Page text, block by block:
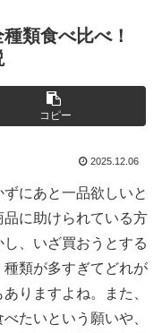
類食べ比べ！
コピー
2025.12.06
にあと一品欲しいと
に助けられている方
、いざ買おうとする
類が多すぎてどれが
りますよね。また、
たいという願いや、